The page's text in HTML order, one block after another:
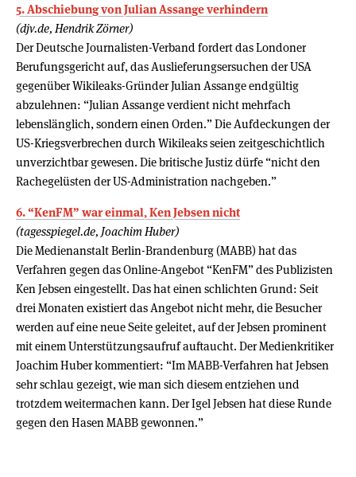
5. Abschiebung von Julian Assange verhindern
(djv.de, Hendrik Zörner)
Der Deutsche Journalisten-Verband fordert das Londoner
Berufungsgericht auf, das Auslieferungsersuchen der USA
gegenüber Wikileaks-Gründer Julian Assange endgültig
abzulehnen: “Julian Assange verdient nicht mehrfach
lebenslänglich, sondern einen Orden.” Die Aufdeckungen der
US-Kriegsverbrechen durch Wikileaks seien zeitgeschichtlich
unverzichtbar gewesen. Die britische Justiz dürfe “nicht den
Rachegelüsten der US-Administration nachgeben.”
6. “KenFM” war einmal, Ken Jebsen nicht
(tagesspiegel.de, Joachim Huber)
Die Medienanstalt Berlin-Brandenburg (MABB) hat das
Verfahren gegen das Online-Angebot “KenFM” des Publizisten
Ken Jebsen eingestellt. Das hat einen schlichten Grund: Seit
drei Monaten existiert das Angebot nicht mehr, die Besucher
werden auf eine neue Seite geleitet, auf der Jebsen prominent
mit einem Unterstützungsaufruf auftaucht. Der Medienkritiker
Joachim Huber kommentiert: “Im MABB-Verfahren hat Jebsen
sehr schlau gezeigt, wie man sich diesem entziehen und
trotzdem weitermachen kann. Der Igel Jebsen hat diese Runde
gegen den Hasen MABB gewonnen.”